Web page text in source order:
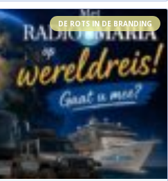
DE ROTS IN DE BRANDING